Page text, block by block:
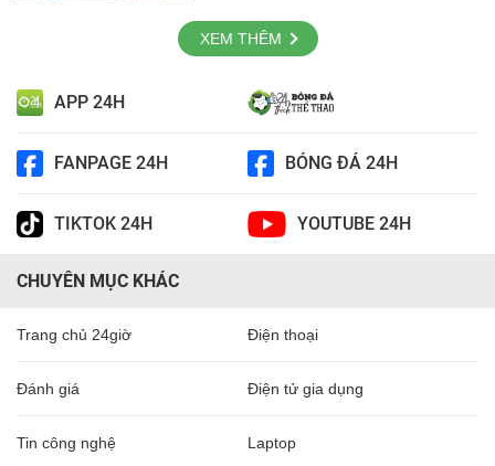
XEM THÊM
APP 24H
FANPAGE 24H BÓNG ĐÁ 24H
TIKTOK 24H YOUTUBE 24H
CHUYÊN MỤC KHÁC
Trang chủ 24giờ Điện thoại
Đánh giá Điện tử gia dụng
Tin công nghệ Laptop